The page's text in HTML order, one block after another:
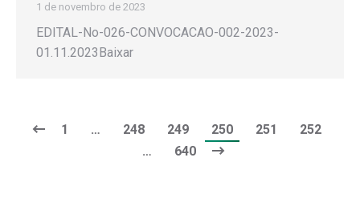
1 de novembro de 2023
EDITAL-No-026-CONVOCACAO-002-2023-
01.11.2023Baixar
1 … 248 249 250 251
252
…
640